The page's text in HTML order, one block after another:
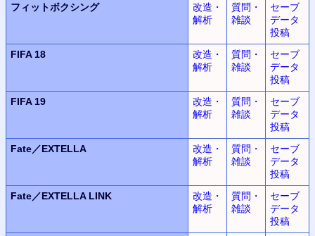
フィットボクシング
改造・
解析
質問・
雑談
セーブ
データ
投稿
FIFA 18
改造・
解析
質問・
雑談
セーブ
データ
投稿
FIFA 19
改造・
解析
質問・
雑談
セーブ
データ
投稿
Fate／EXTELLA
改造・
解析
質問・
雑談
セーブ
データ
投稿
Fate／EXTELLA LINK
改造・
解析
質問・
雑談
セーブ
データ
投稿